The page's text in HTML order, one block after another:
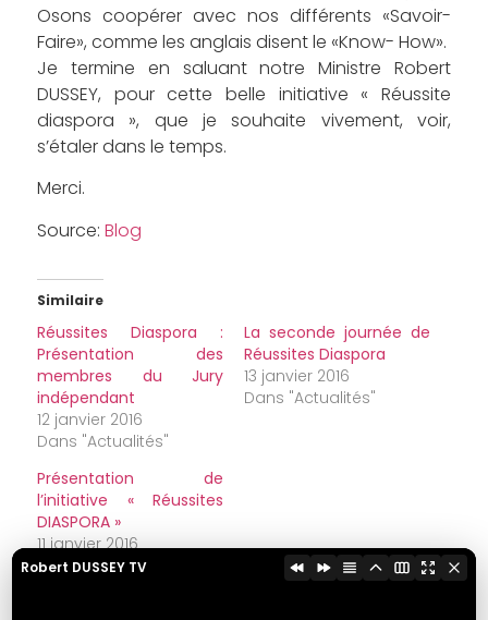
Osons coopérer avec nos différents «Savoir-
Faire», comme les anglais disent le «Know- How».
Je termine en saluant notre Ministre Robert
DUSSEY, pour cette belle initiative « Réussite
diaspora », que je souhaite vivement, voir,
s’étaler dans le temps.
Merci.
Source: Blog
Similaire
Réussites Diaspora :
Présentation des
membres du Jury
indépendant
12 janvier 2016
Dans "Actualités"
La seconde journée de
Réussites Diaspora
13 janvier 2016
Dans "Actualités"
Présentation de
l’initiative « Réussites
DIASPORA »
11 janvier 2016
Dans "Actualités"
Robert DUSSEY TV